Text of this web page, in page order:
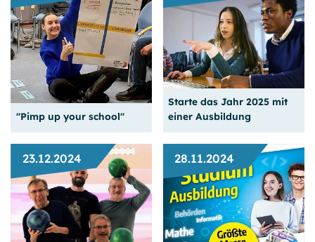
Schülerreise nach
Südkorea gestartet
Weiterlesen
Unsere Skireise nach Lienz
Weiterlesen
"Pimp up your school"
Unsere Schülervertreter
Starte das Jahr 2025 mit
einer Ausbildung
Gute Vorsätze jetzt
23.12.2024 28.11.2024